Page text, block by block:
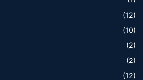
(12)
(10)
(2)
(2)
(12)